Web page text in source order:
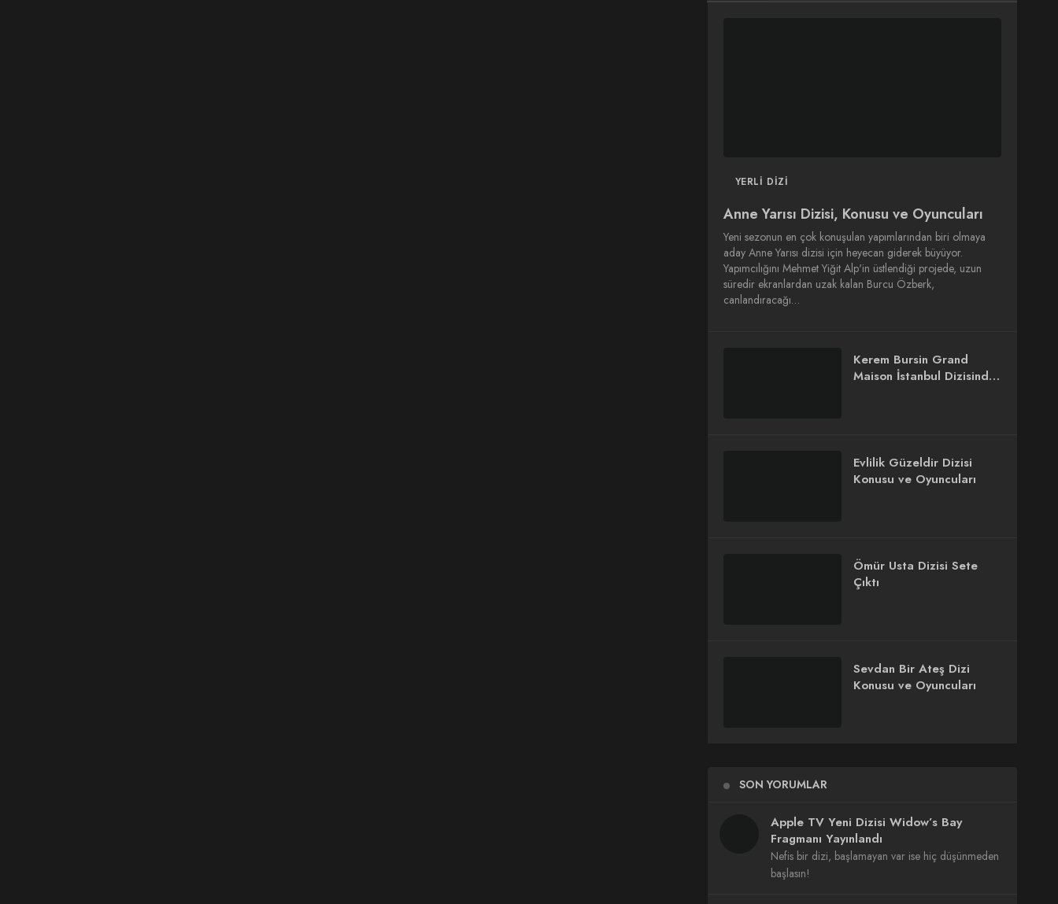
YERLI DIZI
Anne Yarısı Dizisi, Konusu ve Oyuncuları
Yeni sezonun en çok konuşulan yapımlarından biri olmaya
aday Anne Yarısı dizisi için heyecan giderek büyüyor.
Yapımcılığını Mehmet Yiğit Alp'in üstlendiği projede, uzun
süredir ekranlardan uzak kalan Burcu Özberk,
canlandıracağı…
Kerem Bursin Grand
Maison İstanbul Dizisinde
Evlilik Güzeldir Dizisi
Konusu ve Oyuncuları
Ömür Usta Dizisi Sete
Çıktı
Sevdan Bir Ateş Dizi
Konusu ve Oyuncuları
SON YORUMLAR
Apple TV Yeni Dizisi Widow’s Bay
Fragmanı Yayınlandı
Nefis bir dizi, başlamayan var ise hiç düşünmeden
başlasın!